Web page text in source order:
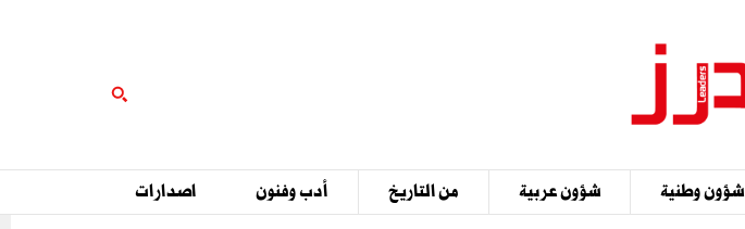
شؤون وطنية شؤون عربية من التاريخ أدب وفنون اصدارات